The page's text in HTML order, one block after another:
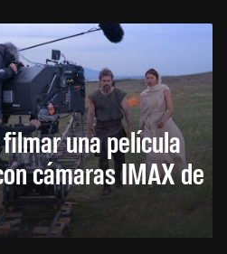
una película
cámaras IMAX de